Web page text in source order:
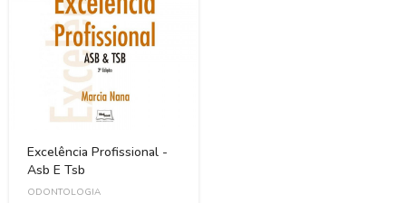
Excelência Profissional -
Asb E Tsb
ODONTOLOGIA